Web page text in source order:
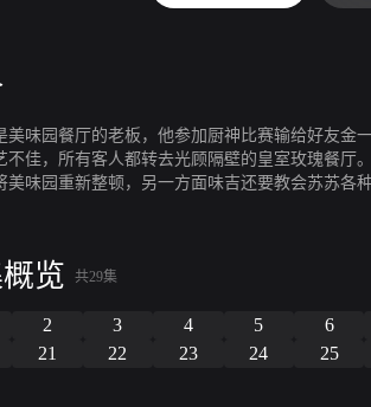
美味园餐厅的老板，他参加厨神比赛输给好友金
不佳，所有客人都转去光顾隔壁的皇室玫瑰餐厅
美味园重新整顿，另一方面味吉还要教会苏苏各
览 共29集
2 3 4 5 6
21 22 23 24 25